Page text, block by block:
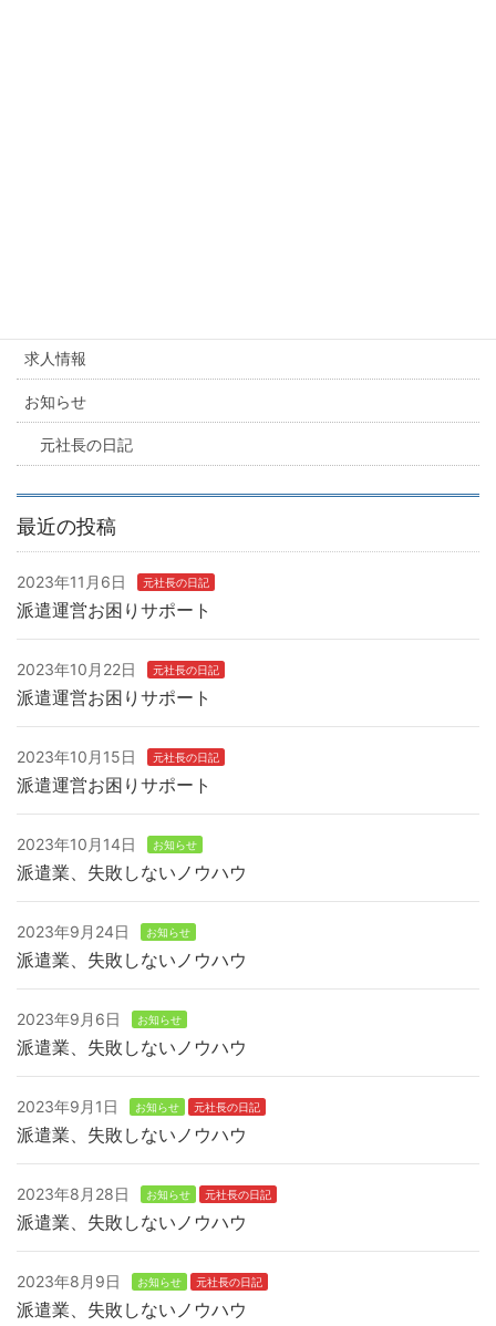
求人情報
お知らせ
元社長の日記
最近の投稿
2023年11月6日 元社長の日記
派遣運営お困りサポート
2023年10月22日 元社長の日記
派遣運営お困りサポート
2023年10月15日 元社長の日記
派遣運営お困りサポート
2023年10月14日 お知らせ
派遣業、失敗しないノウハウ
2023年9月24日 お知らせ
派遣業、失敗しないノウハウ
2023年9月6日 お知らせ
派遣業、失敗しないノウハウ
2023年9月1日 お知らせ 元社長の日記
派遣業、失敗しないノウハウ
2023年8月28日 お知らせ 元社長の日記
派遣業、失敗しないノウハウ
2023年8月9日 お知らせ 元社長の日記
派遣業、失敗しないノウハウ